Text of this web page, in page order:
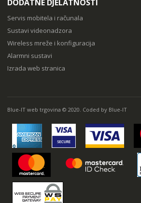
DODATNE DJELATNOSTI
Servis mobitela i računala
Sustavi videonadzora
Wireless mreže i konfiguracija
Alarmni sustavi
Izrada web stranica
Blue-IT web trgovina © 2020. Coded by Blue-IT